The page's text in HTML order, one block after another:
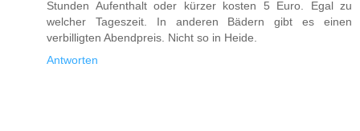
Stunden Aufenthalt oder kürzer kosten 5 Euro. Egal zu
welcher Tageszeit. In anderen Bädern gibt es einen
verbilligten Abendpreis. Nicht so in Heide.
Antworten